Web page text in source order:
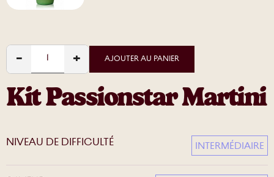
− + AJOUTER AU PANIER
Kit Passionstar Martini
NIVEAU DE DIFFICULTÉ INTERMÉDIAIRE